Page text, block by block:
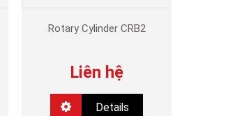
Rotary Cylinder CRB2
Liên hệ
Details